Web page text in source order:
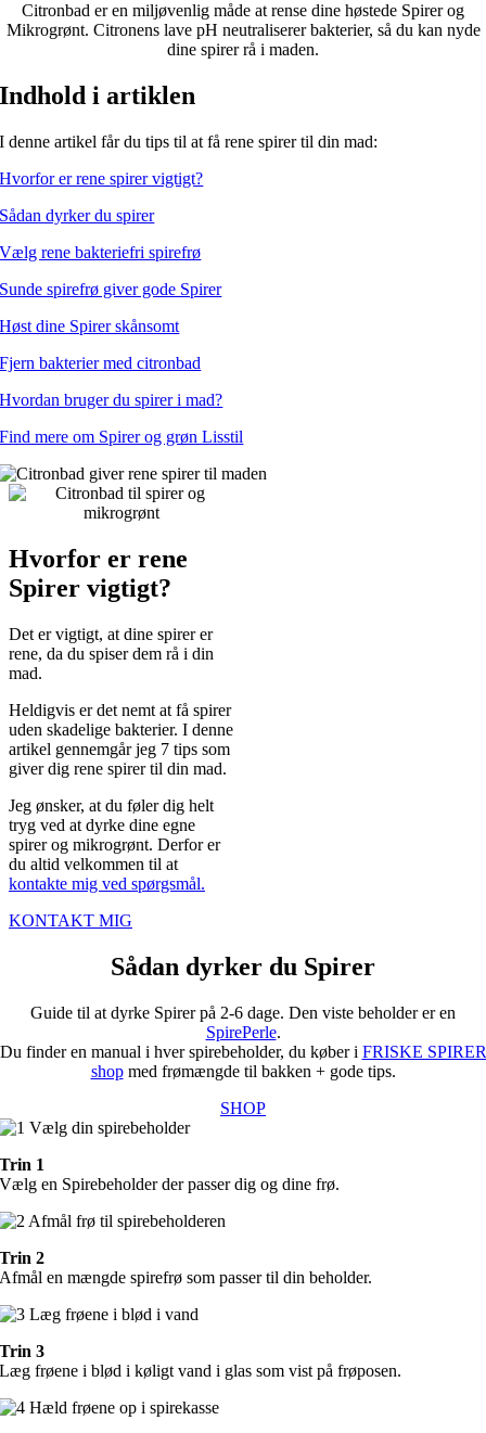
Citronbad er en miljøvenlig måde at rense dine høstede Spirer og
Mikrogrønt. Citronens lave pH neutraliserer bakterier, så du kan nyde
dine spirer rå i maden.
Indhold i artiklen
I denne artikel får du tips til at få rene spirer til din mad:
Hvorfor er rene spirer vigtigt?
Sådan dyrker du spirer
Vælg rene bakteriefri spirefrø
Sunde spirefrø giver gode Spirer
Høst dine Spirer skånsomt
Fjern bakterier med citronbad
Hvordan bruger du spirer i mad?
Find mere om Spirer og grøn Lisstil
Hvorfor er rene
Spirer vigtigt?
Det er vigtigt, at dine spirer er
rene, da du spiser dem rå i din
mad.
Heldigvis er det nemt at få spirer
uden skadelige bakterier. I denne
artikel gennemgår jeg 7 tips som
giver dig rene spirer til din mad.
Jeg ønsker, at du føler dig helt
tryg ved at dyrke dine egne
spirer og mikrogrønt. Derfor er
du altid velkommen til at
kontakte mig ved spørgsmål.
KONTAKT MIG
Sådan dyrker du Spirer
Guide til at dyrke Spirer på 2-6 dage. Den viste beholder er en
SpirePerle.
Du finder en manual i hver spirebeholder, du køber i FRISKE SPIRER
shopmed frømængde til bakken + gode tips.
SHOP
Trin 1
Vælg en Spirebeholder der passer dig og dine frø.
Trin 2
Afmål en mængde spirefrø som passer til din beholder.
Trin 3
Læg frøene i blød i køligt vand i glas som vist på frøposen.